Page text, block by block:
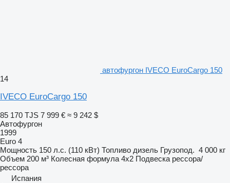
автофургон IVECO EuroCargo 150
14
IVECO EuroCargo 150
85 170 TJS 7 999 € ≈ 9 242 $
Автофургон
1999
Euro 4
Мощность 150 л.с. (110 кВт) Топливо дизель Грузопод. 4 000 кг
Объем 200 м³ Колесная формула 4x2 Подвеска рессора/
рессора
Испания